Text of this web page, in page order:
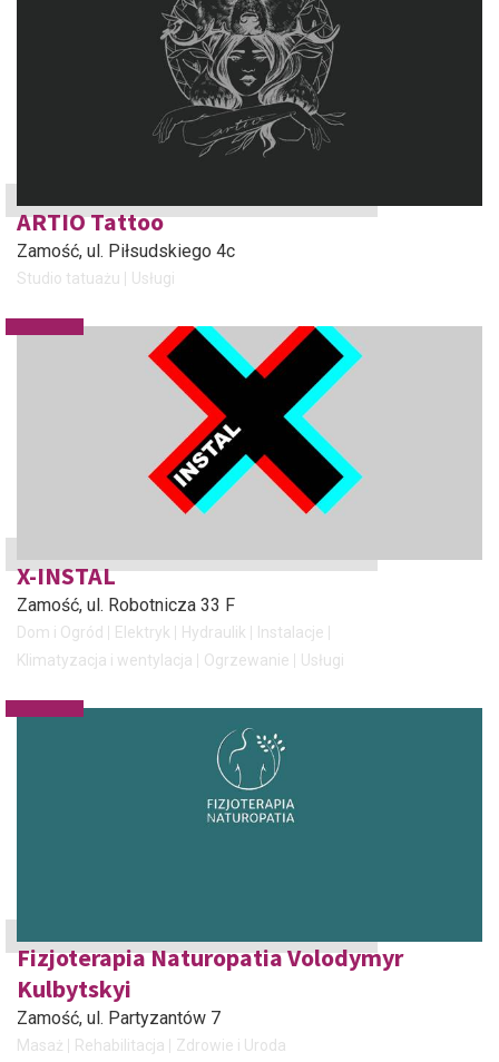
ARTIO Tattoo
Zamość, ul. Piłsudskiego 4c
Studio tatuażu Usługi
X-INSTAL
Zamość, ul. Robotnicza 33 F
Dom i Ogród Elektryk Hydraulik
Instalacje
Klimatyzacja i wentylacja
Ogrzewanie Usługi
Fizjoterapia Naturopatia Volodymyr
Kulbytskyi
Zamość, ul. Partyzantów 7
Masaż Rehabilitacja Zdrowie i Uroda